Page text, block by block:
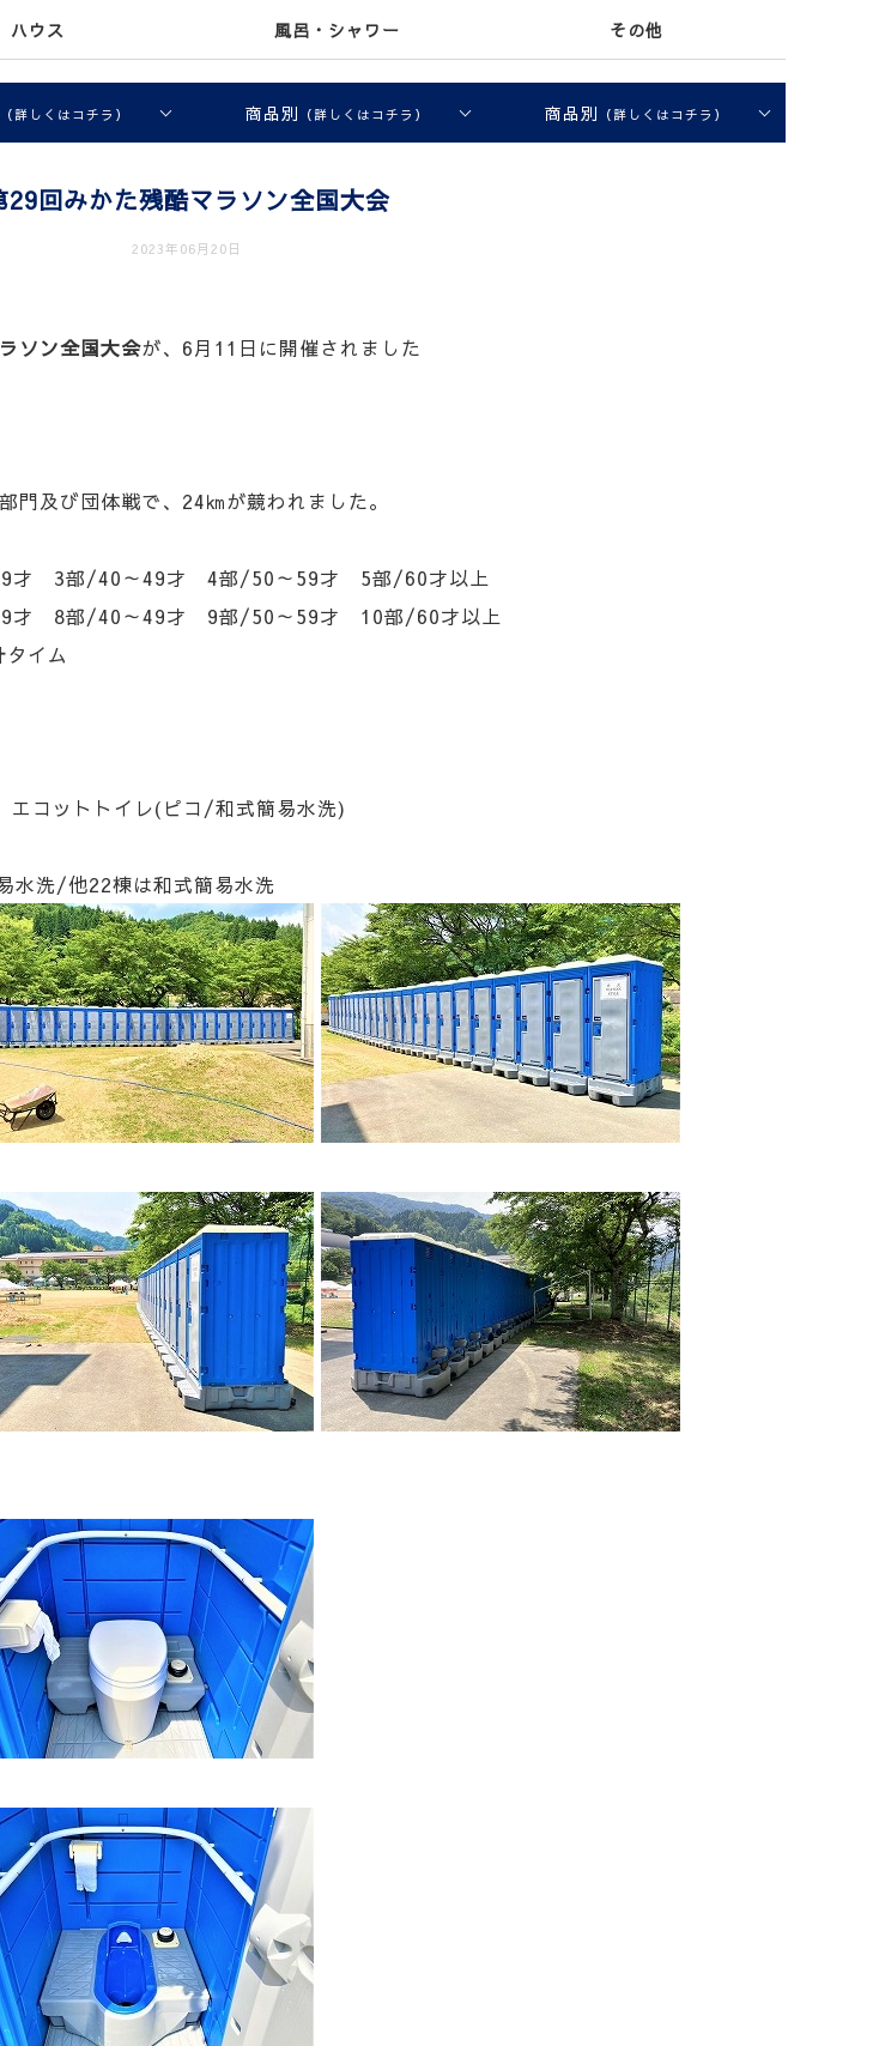
ハウス 風呂・シャワー その他
（詳しくはコチラ） 商品別 （詳しくはコチラ） 商品別 （詳しくはコチラ）
29回みかた残酷マラソン全国大会
2023年06月20日
ソン全国大会が、6月11日に開催されました
及び団体戦で、24㎞が競われました。
才 3部/40～49才 4部/50～59才 5部/60才以上
才 8部/40～49才 9部/50～59才 10部/60才以上
イム
エコットトイレ(ピコ/和式簡易水洗)
水洗/他22棟は和式簡易水洗